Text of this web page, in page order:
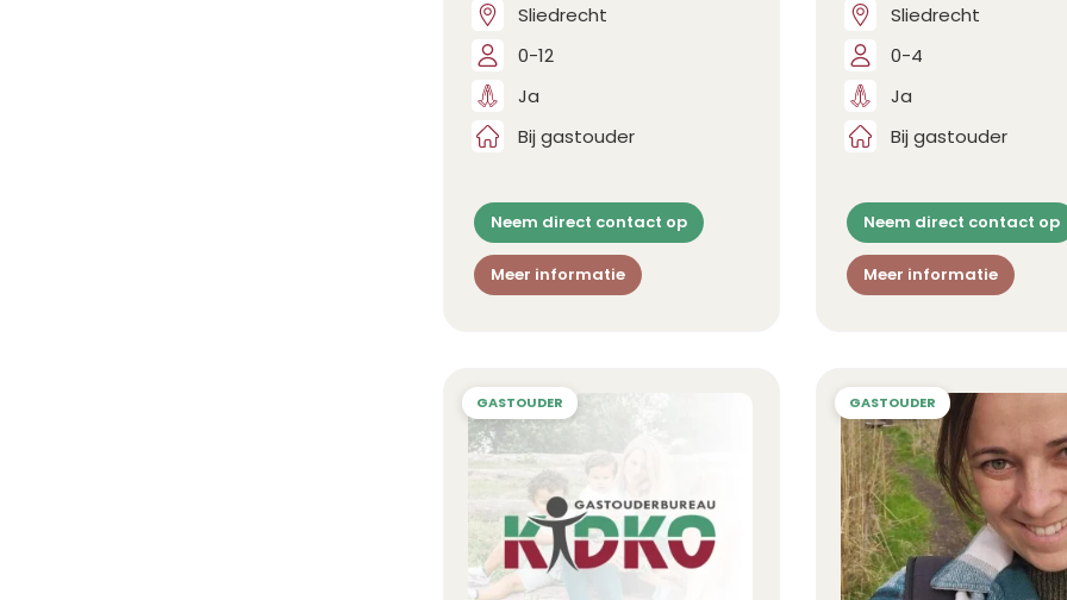
Sliedrecht
0-12
Ja
Bij gastouder
Neem direct contact op
Meer informatie
Sliedrecht
0-4
Ja
Bij gastouder
Neem direct contact op
Meer informatie